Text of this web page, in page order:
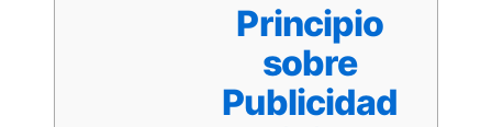
Principio
sobre
Publicidad